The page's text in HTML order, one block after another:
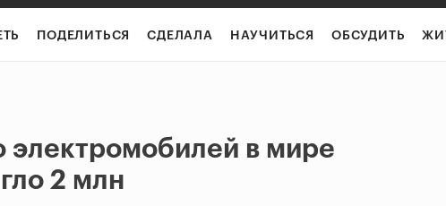
ПОДЕЛИТЬСЯ СДЕЛАЛА НАУЧИТЬСЯ ОБСУДИТЬ
электромобилей в мире
2 млн